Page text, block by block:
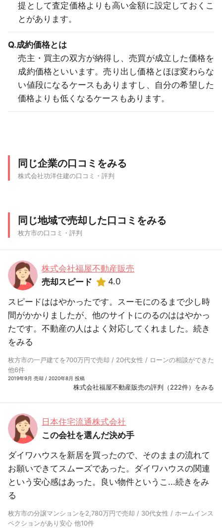
提として査定価格よりも高い金額に設定しておくこ
とがあります。
Q.成約価格とは
売主・買主の双方が納得し、売買が成立した価格を
成約価格といいます。売り出し価格とほぼ変わらな
い値段になるケースもありますし、自分の希望した
価格よりも低くなるケースもあります。
同じ企業の口コミをみる
株式会社功洋住建の口コミ・評判
同じ地域で売却した口コミをみる
枚方市の口コミ・評判
株式会社福屋不動産販売
売却スピード
4.0
スピードははやかったです。スーモにのるまで少し時
間がかかりましたが、他のサイトにのるのははやかっ
たです。不動産の人はよく対応してくれました。 続き
をみる
枚方市の一戸建てを700万円で売却 / 20代女性 / ローンの相談ができた
他6件
2019年9月 売却 / 2020年8月 投稿
株式会社福屋不動産販売の評判（222件）をみる
日本住宅流通株式会社
この会社を選んだ決め手
ダイワハウスを新居を買ったので、そのままの流れて
お願いできてスムーズであった。ダイワハウスの関連
という安心感はあった。良い物件というこ...続きをみ
る
枚方市の分譲マンションを2,780万円で売却 / 30代女性 / ホームインス
ペクションがあり安心 他10件